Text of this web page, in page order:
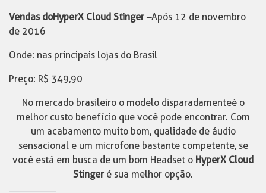
Vendas do HyperX Cloud Stinger –Após 12 de novembro
de 2016
Onde: nas principais lojas do Brasil
Preço: R$ 349,90
No mercado brasileiro o modelo disparadamente é o
melhor custo benefício que você pode encontrar. Com
um acabamento muito bom, qualidade de áudio
sensacional e um microfone bastante competente, se
você está em busca de um bom Headset o HyperX Cloud
Stinger é sua melhor opção.